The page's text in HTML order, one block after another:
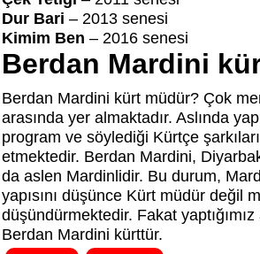
Dur Bari – 2013 senesi
Kimim Ben – 2016 senesi
Berdan Mardini
Berdan Mardini kürt müdür? Çok
arasında yer almaktadır. Aslında
program ve söylediği Kürtçe
etmektedir. Berdan Mardini,
da aslen Mardinlidir. Bu durum,
yapısını düşünce Kürt müdür değil
düşündürmektedir. Fakat
Berdan Mardini kürttür.